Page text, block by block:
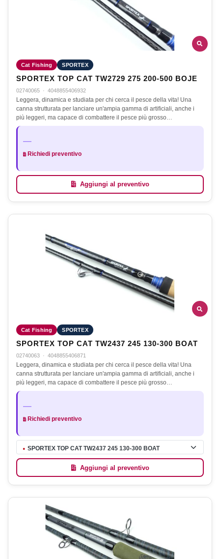
Cat Fishing SPORTEX
SPORTEX TOP CAT TW2729 275 200-500 BOJE
02740065 · 4048855406932
Leggera, dinamica e studiata per chi cerca il pesce della vita! Una
canna strutturata per lanciare un'ampia gamma di artificiali, anche i
più leggeri, ma capace di combattere il pesce più grosso…
—
Richiedi preventivo
Aggiungi al preventivo
Cat Fishing SPORTEX
SPORTEX TOP CAT TW2437 245 130-300 BOAT
02740063 · 4048855406871
Leggera, dinamica e studiata per chi cerca il pesce della vita! Una
canna strutturata per lanciare un'ampia gamma di artificiali, anche i
più leggeri, ma capace di combattere il pesce più grosso…
—
Richiedi preventivo
● SPORTEX TOP CAT TW2437 245 130-300 BOAT
Aggiungi al preventivo